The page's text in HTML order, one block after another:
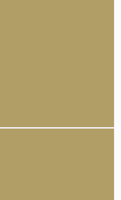
мм белая,